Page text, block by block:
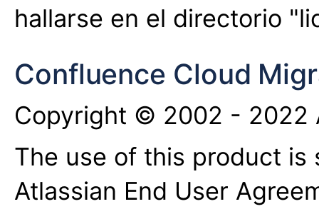
hallarse en el directorio
Confluence Cloud
Copyright © 2002 - 2022
The use of this product
Atlassian End User